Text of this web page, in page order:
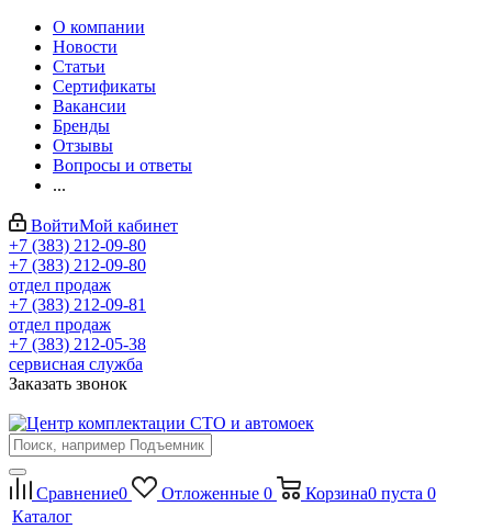
О компании
Новости
Статьи
Сертификаты
Вакансии
Бренды
Отзывы
Вопросы и ответы
...
ВойтиМой кабинет
+7 (383) 212-09-80
+7 (383) 212-09-80
отдел продаж
+7 (383) 212-09-81
отдел продаж
+7 (383) 212-05-38
сервисная служба
Заказать звонок
Сравнение0 Отложенные 0 Корзина0 пуста 0
Каталог